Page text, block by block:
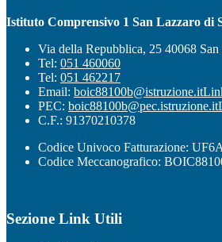
Istituto Comprensivo 1 San Lazzaro di
Via della Repubblica, 25 40068
Tel: 051 460060
Tel: 051 462217
Email: boic88100b@istruzione.it
PEC: boic88100b@pec.istruzione.it
C.F.: 91370210378
Codice Univoco Fatturazione:
Codice Meccanografico:
Sezione Link Utili